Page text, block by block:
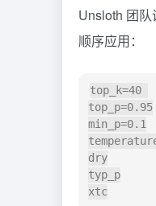
Unsloth 团
顺序应用：
top_k=40
top_p=0.95
min_p=0.1
dry
typ_p